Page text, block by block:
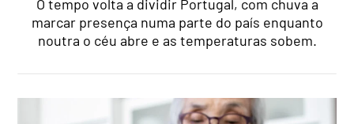
O tempo volta a dividir Portugal, com chuva a
marcar presença numa parte do país enquanto
noutra o céu abre e as temperaturas sobem.